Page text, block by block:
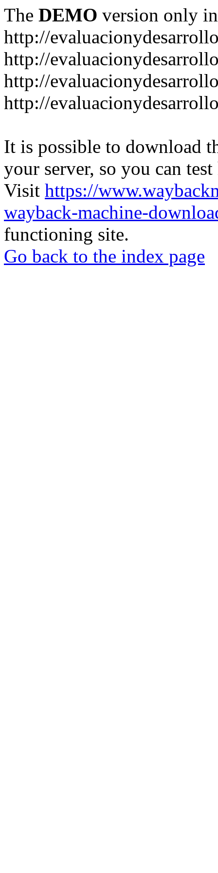
The DEMO version only
http://
http://
http://
http://
It is possible to download
your server, so you can
Visit https://
wayback-machine-
functioning site.
Go back to the index page